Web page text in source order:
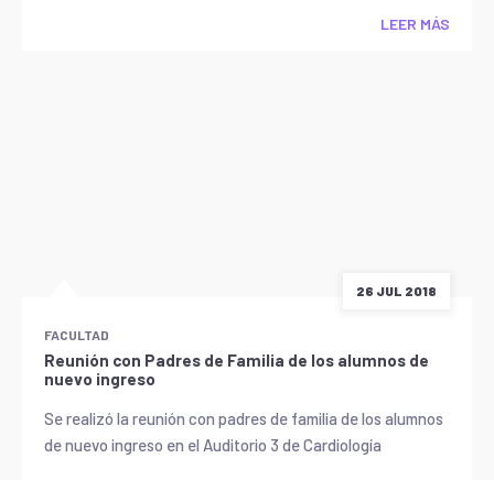
LEER MÁS
26 JUL 2018
FACULTAD
Reunión con Padres de Familia de los alumnos de
nuevo ingreso
Se realizó la reunión con padres de familia de los alumnos
de nuevo ingreso en el Auditorio 3 de Cardiología